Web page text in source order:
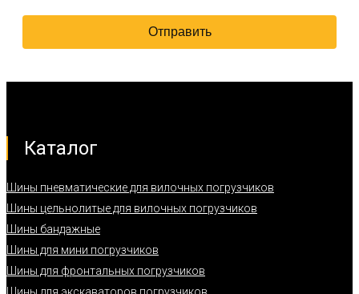
Каталог
Шины пневматические для вилочных погрузчиков
Шины цельнолитые для вилочных погрузчиков
Шины бандажные
Шины для мини погрузчиков
Шины для фронтальных погрузчиков